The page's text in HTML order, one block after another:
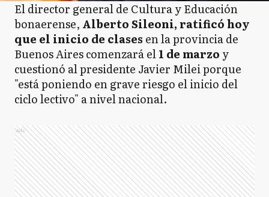
El director general de Cultura y Educación
bonaerense, Alberto Sileoni, ratificó hoy
que el inicio de clases en la provincia de
Buenos Aires comenzará el1 de marzo y
cuestionó al presidente Javier Milei porque
"está poniendo en grave riesgo el inicio del
ciclo lectivo" a nivel nacional.
Ads